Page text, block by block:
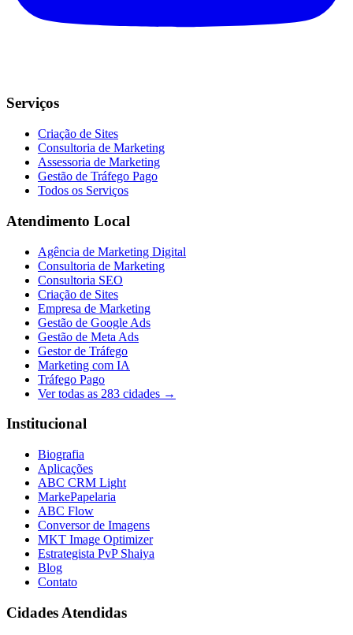
Serviços
Criação de Sites
Consultoria de Marketing
Assessoria de Marketing
Gestão de Tráfego Pago
Todos os Serviços
Atendimento Local
Agência de Marketing Digital
Consultoria de Marketing
Consultoria SEO
Criação de Sites
Empresa de Marketing
Gestão de Google Ads
Gestão de Meta Ads
Gestor de Tráfego
Marketing com IA
Tráfego Pago
Ver todas as 283 cidades →
Institucional
Biografia
Aplicações
ABC CRM Light
MarkePapelaria
ABC Flow
Conversor de Imagens
MKT Image Optimizer
Estrategista PvP Shaiya
Blog
Contato
Cidades Atendidas